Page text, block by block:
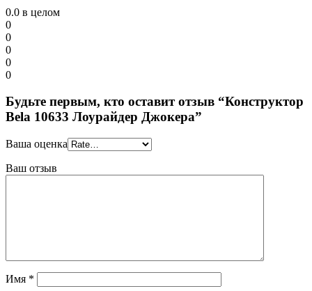
0.0 в целом
0
0
0
0
0
Будьте первым, кто оставит отзыв “Конструктор
Bela 10633 Лоурайдер Джокера”
Ваша оценка
Ваш отзыв
Имя *